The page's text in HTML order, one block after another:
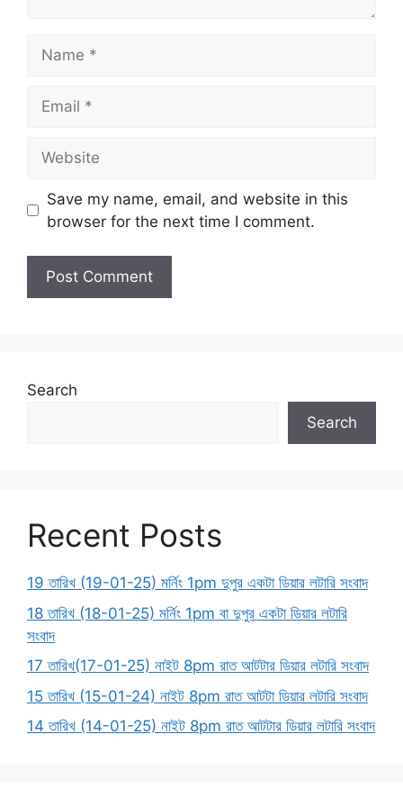
Save my name, email, and website in this
browser for the next time I comment.
Search
Search
Recent Posts
19 তারিখ (19-01-25) মর্নিং 1pm দুপুর একটা ডিয়ার লটারি সংবাদ
18 তারিখ (18-01-25) মর্নিং 1pm বা দুপুর একটা ডিয়ার লটারি
সংবাদ
17 তারিখ(17-01-25) নাইট 8pm রাত আটটার ডিয়ার লটারি সংবাদ
15 তারিখ (15-01-24) নাইট 8pm রাত আটটা ডিয়ার লটারি সংবাদ
14 তারিখ (14-01-25) নাইট 8pm রাত আটটার ডিয়ার লটারি সংবাদ